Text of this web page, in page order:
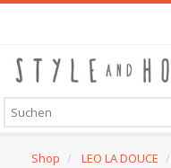
Skip
content
Shop LEO LA DOUCE